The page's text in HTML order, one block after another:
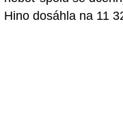
Hino dosáhla na 11